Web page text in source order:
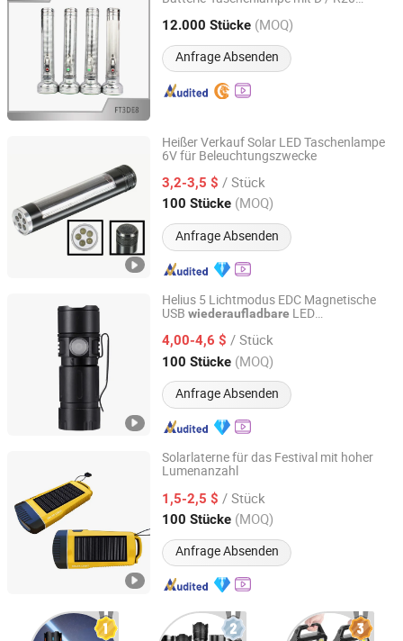
12.000 Stücke (MOQ)
Anfrage Absenden
Chongqing, China Seit 2021
Heißer Verkauf Solar LED Taschenlampe
6V für Beleuchtungszwecke
3,2-3,5 $ / Stück
100 Stücke (MOQ)
Anfrage Absenden
Flagsun (Suzhou) New Energy Co., Ltd.
Jiangsu, China Seit 2015
Helius 5 Lichtmodus EDC Magnetische
USB wiederaufladbare LED
4,00-4,6 $ / Stück
100 Stücke (MOQ)
Anfrage Absenden
Shenzhen Tuliang Technology Co., Ltd.
Guangdong, China Seit 2023
Solarlaterne für das Festival mit hoher
Lumenanzahl
1,5-2,5 $ / Stück
100 Stücke (MOQ)
Anfrage Absenden
Flagsun (Suzhou) New Energy Co., Ltd.
Jiangsu, China Seit 2015